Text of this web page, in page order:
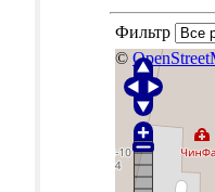
Фильтр
©